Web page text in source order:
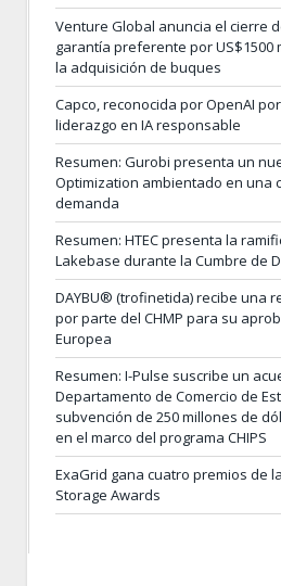
Venture Global anuncia el cierre
garantía preferente por
la adquisición de buques
Capco, reconocida por OpenAI
liderazgo en IA responsable
Resumen: Gurobi presenta un
Optimization ambientado en una
demanda
Resumen: HTEC presenta la
Lakebase durante la Cumbre de
DAYBU® (trofinetida) recibe una
por parte del CHMP para su
Europea
Resumen: I-Pulse suscribe un
Departamento de Comercio de
subvención de 250 millones de
en el marco del programa CHIPS
ExaGrid gana cuatro premios de
Storage Awards